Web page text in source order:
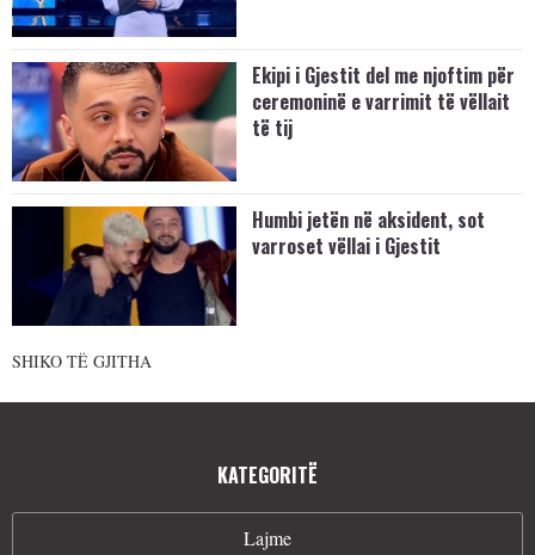
Ekipi i Gjestit del me njoftim për
ceremoninë e varrimit të vëllait
të tij
Humbi jetën në aksident, sot
varroset vëllai i Gjestit
SHIKO TË GJITHA
KATEGORITË
Lajme